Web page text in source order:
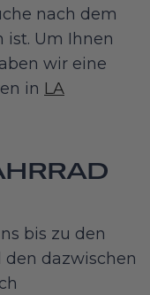
nach dem
ist. Um Ihnen
wir eine
in LA
bis zu den
dazwischen